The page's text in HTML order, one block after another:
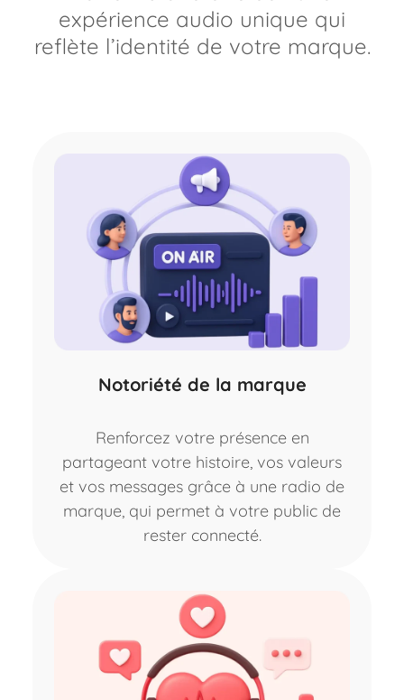
expérience audio unique qui
reflète l’identité de votre marque.
Notoriété de la marque
Renforcez votre présence en
partageant votre histoire, vos valeurs
et vos messages grâce à une radio de
marque, qui permet à votre public de
rester connecté.